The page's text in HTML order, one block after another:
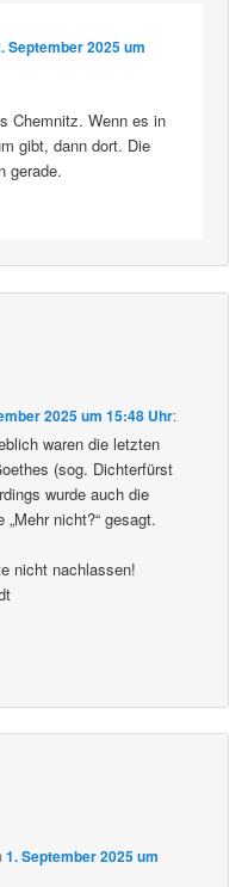
September 2025 um
Chemnitz. Wenn es in
gibt, dann dort. Die
gerade.
2025 um 15:48 Uhr:
waren die letzten
(sog. Dichterfürst
wurde auch die
nicht?“ gesagt.
nicht nachlassen!
1. September 2025 um